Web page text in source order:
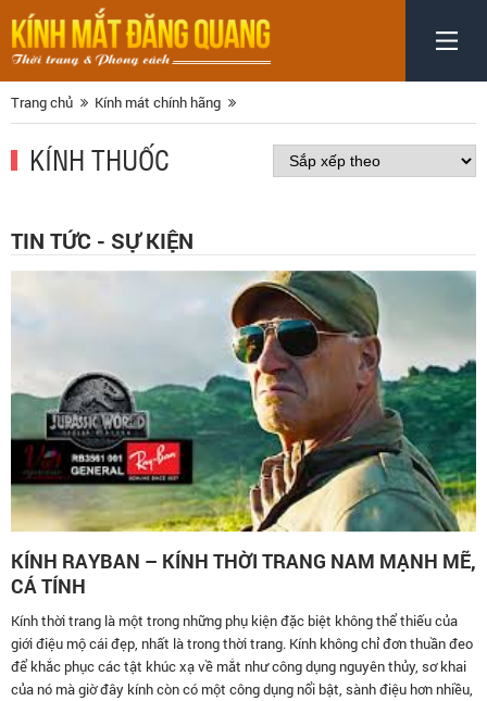
Trang chủ Kính mát chính hãng
KÍNH THUỐC
TIN TỨC - SỰ KIỆN
KÍNH RAYBAN – KÍNH THỜI TRANG NAM MẠNH MẼ,
CÁ TÍNH
Kính thời trang là một trong những phụ kiện đặc biệt không thể thiếu của
giới điệu mộ cái đẹp, nhất là trong thời trang. Kính không chỉ đơn thuần đeo
để khắc phục các tật khúc xạ về mắt như công dụng nguyên thủy, sơ khai
của nó mà giờ đây kính còn có một công dụng nổi bật, sành điệu hơn nhiều,